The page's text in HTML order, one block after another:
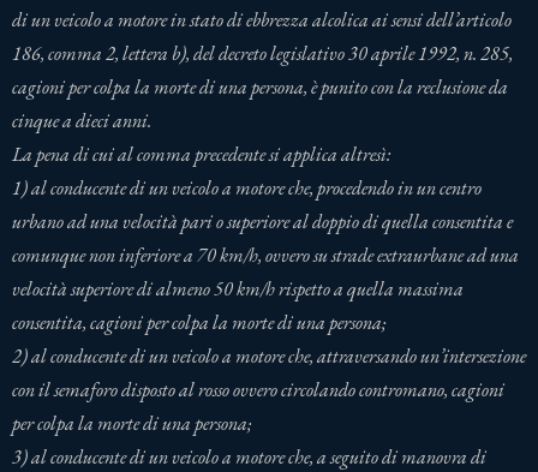
di un veicolo a motore in stato di ebbrezza alcolica ai sensi dell’articolo
186, comma 2, lettera b), del decreto legislativo 30 aprile 1992, n. 285,
cagioni per colpa la morte di una persona, è punito con la reclusione da
cinque a dieci anni.
La pena di cui al comma precedente si applica altresì:
1) al conducente di un veicolo a motore che, procedendo in un centro
urbano ad una velocità pari o superiore al doppio di quella consentita e
comunque non inferiore a 70 km/h, ovvero su strade extraurbane ad una
velocità superiore di almeno 50 km/h rispetto a quella massima
consentita, cagioni per colpa la morte di una persona;
2) al conducente di un veicolo a motore che, attraversando un’intersezione
con il semaforo disposto al rosso ovvero circolando contromano, cagioni
per colpa la morte di una persona;
3) al conducente di un veicolo a motore che, a seguito di manovra di